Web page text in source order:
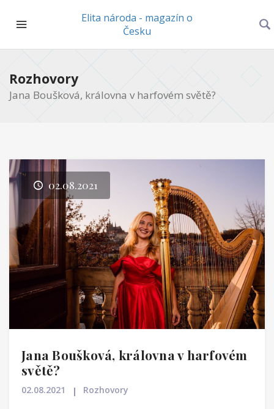
Elita národa - magazín o
Česku
Rozhovory
Jana Boušková, královna v harfovém světě?
02.08.2021
Jana Boušková, královna v harfovém
světě?
02.08.2021 Rozhovory